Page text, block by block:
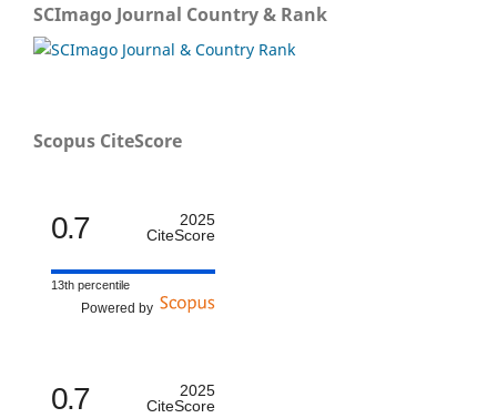
SCImago Journal Country & Rank
Scopus CiteScore
0.7
2025
CiteScore
13th percentile
Powered by
0.7
2025
CiteScore